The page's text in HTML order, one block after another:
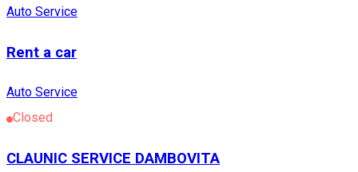
Auto Service
Rent a car
Auto Service
Closed
CLAUNIC SERVICE DAMBOVITA